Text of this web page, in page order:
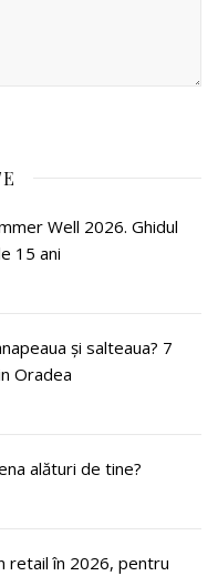
Well 2026. Ghidul
15 ani
și salteaua? 7
Oradea
alături de tine?
retail în 2026, pentru